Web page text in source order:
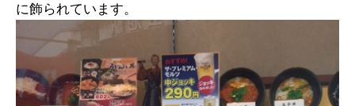
に飾られています。